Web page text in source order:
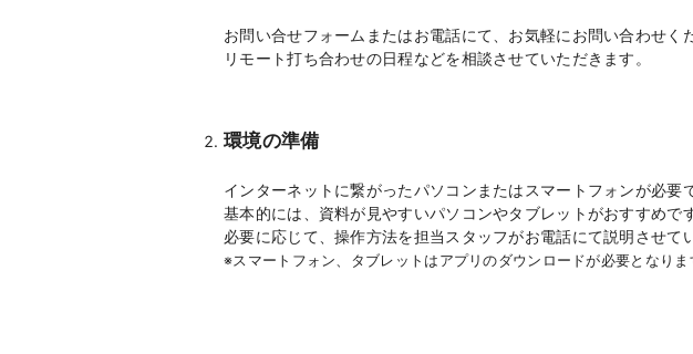
お問い合せフォームまたはお電話にて、お気軽にお問い合わせく
リモート打ち合わせの日程などを相談させていただきます。
環境の準備
インターネットに繋がったパソコンまたはスマートフォンが必要
基本的には、資料が見やすいパソコンやタブレットがおすすめです
必要に応じて、操作方法を担当スタッフがお電話にて説明させて
※スマートフォン、タブレットはアプリのダウンロードが必要となりま